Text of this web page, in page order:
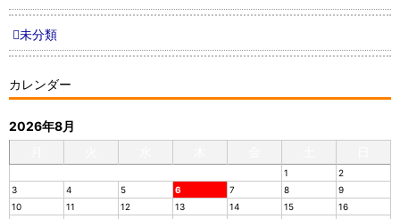
未分類
カレンダー
2026年8月
1
2
3
4 5 6 7 8
9
10
11 12 13 14 15
16